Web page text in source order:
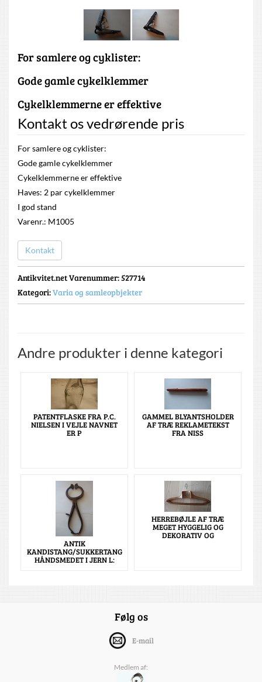
For samlere og cyklister:
Gode gamle cykelklemmer
Cykelklemmerne er effektive
Kontakt os vedrørende pris
For samlere og cyklister:
Gode gamle cykelklemmer
Cykelklemmerne er effektive
Haves: 2 par cykelklemmer
I god stand
Varenr.: M1005
Kontakt
Antikvitet.net Varenummer: 527714
Kategori:Varia og samleopbjekter
Andre produkter i denne kategori
PATENTFLASKE FRA P.C.
NIELSEN I VEJLE NAVNET
ER P
GAMMEL BLYANTSHOLDER
AF TRÆ REKLAMETEKST
FRA NISS
ANTIK
KANDISTANG/SUKKERTANG
HÅNDSMEDET I JERN L:
HERREBØJLE AF TRÆ
MEGET HYGGELIG OG
DEKORATIV OG
Følg os
E-mail
Medlem af: